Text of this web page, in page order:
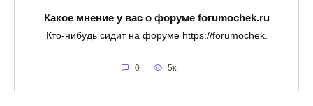
Какое мнение у вас о форуме forumochek.ru
Кто-нибудь сидит на форуме https://forumochek.
0 5к.